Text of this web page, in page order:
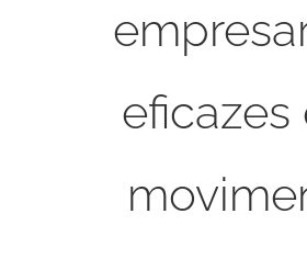
eficazes